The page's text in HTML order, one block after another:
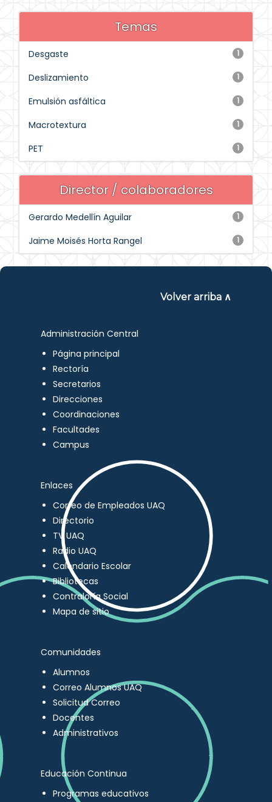
Temas
1
Desgaste
1
Deslizamiento
1
Emulsión asfáltica
1
Macrotextura
1
PET
Director / colaboradores
1
Gerardo Medellín Aguilar
1
Jaime Moisés Horta Rangel
Volver arriba ∧
Administración Central
Página principal
Rectoría
Secretarios
Direcciones
Coordinaciones
Facultades
Campus
Enlaces
Correo de Empleados UAQ
Directorio
TV UAQ
Radio UAQ
Calendario Escolar
Bibliotecas
Contraloría Social
Mapa de sitio
Comunidades
Alumnos
Correo Alumnos UAQ
Solicitud Correo
Docentes
Administrativos
Educación Continua
Programas educativos